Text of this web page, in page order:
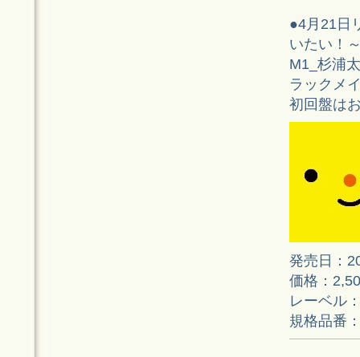
●4月21日
いたい！
M1_杉浦
ラックメ
初回盤は
発売日：
価格：
レーベル
規格品番